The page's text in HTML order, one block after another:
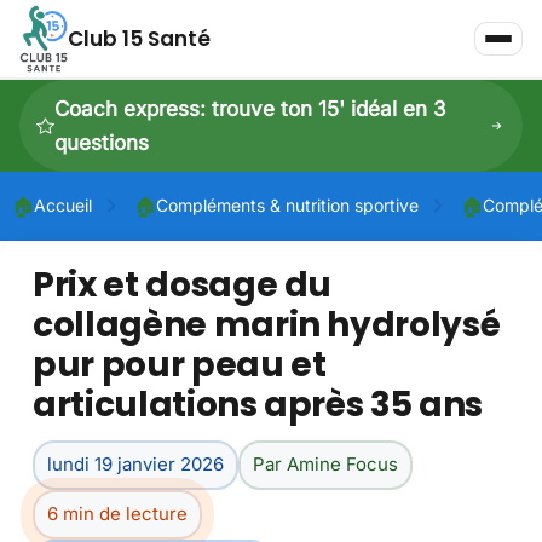
Club 15 Santé
Coach express: trouve ton 15' idéal en 3
questions
🏠Accueil 🏠Compléments & nutrition sportive 🏠
Prix et dosage du
collagène marin hydrolysé
pur pour peau et
articulations après 35 ans
lundi 19 janvier 2026 Par Amine Focus
6 min de lecture